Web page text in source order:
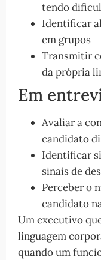
tendo
Identificar
em grupos
Transmitir
da própria
Em
Avaliar a
candidato
Identificar
sinais de
Perceber o
candidato
Um executivo
linguagem
quando um